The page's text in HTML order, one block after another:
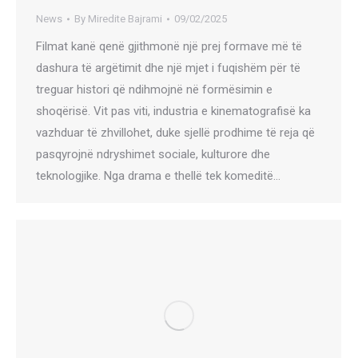
News By Miredite Bajrami 09/02/2025
Filmat kanë qenë gjithmonë një prej formave më të
dashura të argëtimit dhe një mjet i fuqishëm për të
treguar histori që ndihmojnë në formësimin e
shoqërisë. Vit pas viti, industria e kinematografisë ka
vazhduar të zhvillohet, duke sjellë prodhime të reja që
pasqyrojnë ndryshimet sociale, kulturore dhe
teknologjike. Nga drama e thellë tek komeditë…